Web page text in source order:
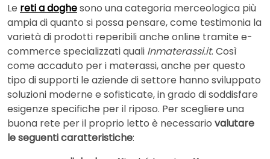
Le reti a doghesono una categoria merceologica più
ampia di quanto si possa pensare, come testimonia la
varietà di prodotti reperibili anche online tramite e-
commerce specializzati quali Inmaterassi.it. Così
come accaduto per i materassi, anche per questo
tipo di supporti le aziende di settore hanno sviluppato
soluzioni moderne e sofisticate, in grado di soddisfare
esigenze specifiche per il riposo. Per scegliere una
buona rete per il proprio letto è necessario valutare
le seguenti caratteristiche: